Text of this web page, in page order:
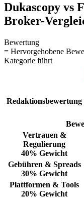
Dukascopy vs
Broker-
Bewertung
= Hervorgehobene
Kategorie führt
Redaktionsbewertung
Vertrauen &
Regulierung
40% Gewicht
Gebühren & Spreads
30% Gewicht
Plattformen & Tools
20% Gewicht